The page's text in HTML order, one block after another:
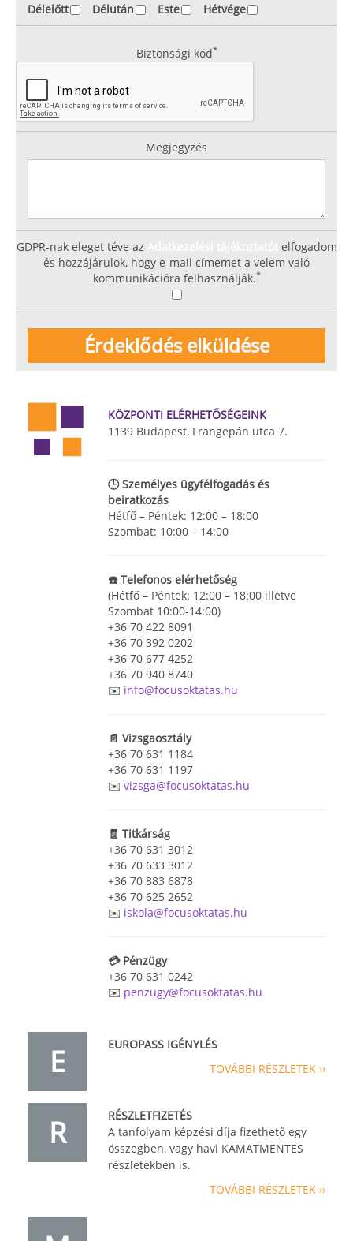
Délelőtt Délután Este Hétvége
Biztonsági kód*
Megjegyzés
GDPR-nak eleget téve az
elfogadom
és hozzájárulok, hogy e-mail címemet a velem való
kommunikációra felhasználják.*
KÖZPONTI ELÉRHETŐSÉGEINK
1139 Budapest, Frangepán utca 7.
🕒 Személyes ügyfélfogadás és
beiratkozás
Hétfő – Péntek: 12:00 – 18:00
Szombat: 10:00 – 14:00
☎️ Telefonos elérhetőség
(Hétfő – Péntek: 12:00 – 18:00 illetve
Szombat 10:00-14:00)
+36 70 422 8091
+36 70 392 0202
+36 70 677 4252
+36 70 940 8740
✉️ info@focusoktatas.hu
📄 Vizsgaosztály
+36 70 631 1184
+36 70 631 1197
✉️ vizsga@focusoktatas.hu
🧾 Titkárság
+36 70 631 3012
+36 70 633 3012
+36 70 883 6878
+36 70 625 2652
✉️ iskola@focusoktatas.hu
💳 Pénzügy
+36 70 631 0242
✉️ penzugy@focusoktatas.hu
E
EUROPASS IGÉNYLÉS
TOVÁBBI RÉSZLETEK ››
R
RÉSZLETFIZETÉS
A tanfolyam képzési díja fizethető egy
összegben, vagy havi KAMATMENTES
részletekben is.
TOVÁBBI RÉSZLETEK ››